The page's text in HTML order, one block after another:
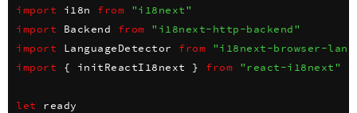
import i18n from
"i18next"
import Backend from
"i18next-http-backend"
import LanguageDetector from
"i18next-browser-
import
{ initReactI18next } from "react-i18next"
let